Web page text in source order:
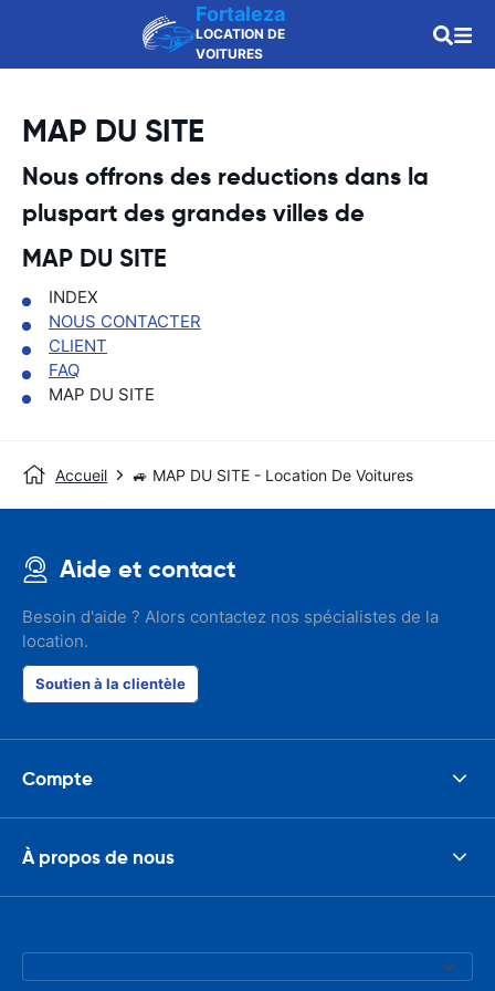
Fortaleza
LOCATION DE
VOITURES
MAP DU SITE
Nous offrons des reductions dans la
pluspart des grandes villes de
MAP DU SITE
INDEX
NOUS CONTACTER
CLIENT
FAQ
MAP DU SITE
Accueil 🚙 MAP DU SITE - Location De Voitures
Aide et contact
Besoin d'aide ? Alors contactez nos spécialistes de la
location.
Soutien à la clientèle
Compte
À propos de nous